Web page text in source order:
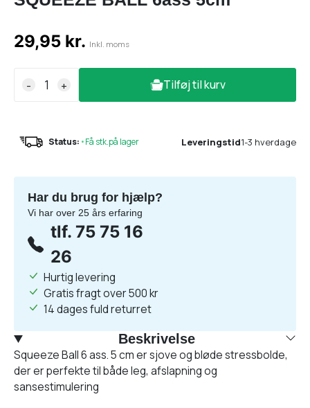
29,95 kr. Inkl. moms
- + Tilføj til kurv
Status: •Få stk.på lager Leveringstid1-3 hverdage
Har du brug for hjælp?
Vi har over 25 års erfaring
tlf. 75 75 16
26
Hurtig levering
Gratis fragt over 500 kr
14 dages fuld returret
Beskrivelse
Squeeze Ball 6 ass. 5 cm er sjove og bløde stressbolde,
der er perfekte til både leg, afslapning og
sansestimulering